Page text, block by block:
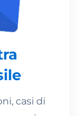
casi di